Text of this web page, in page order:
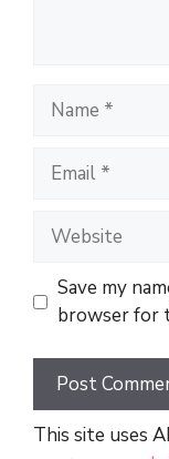
Name
Email
Website
Save my
browser for
This site uses